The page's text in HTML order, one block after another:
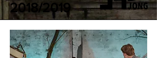
2018/2019